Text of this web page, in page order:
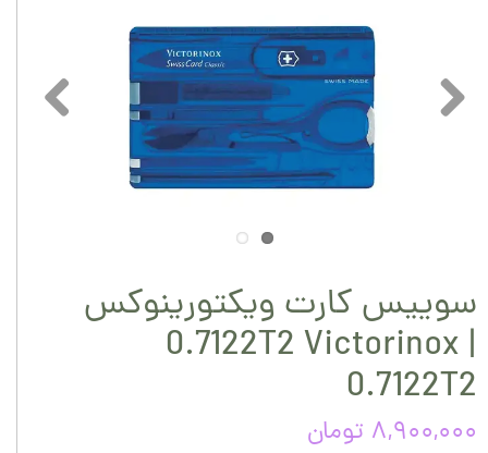
سوییس کارت ویکتورینوکس
0.7122T2 Victorinox |
0.7122T2
۸,۹۰۰,۰۰۰ تومان